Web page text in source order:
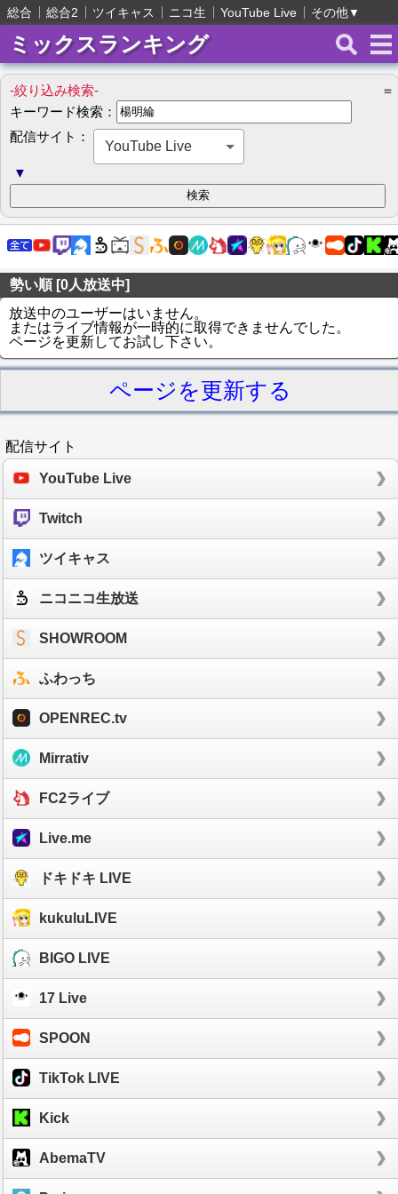
総合 総合2 ツイキャス ニコ生 YouTube Live その他▼
ミックスランキング
-絞り込み検索-
＝
キーワード検索：
配信サイト：
YouTube Live
▼
勢い順 [0人放送中]
放送中のユーザーはいません。
またはライブ情報が一時的に取得できませんでした。
ページを更新してお試し下さい。
ページを更新する
配信サイト
YouTube Live
Twitch
ツイキャス
ニコニコ生放送
SHOWROOM
ふわっち
OPENREC.tv
Mirrativ
FC2ライブ
Live.me
ドキドキ LIVE
kukuluLIVE
BIGO LIVE
17 Live
SPOON
TikTok LIVE
Kick
AbemaTV